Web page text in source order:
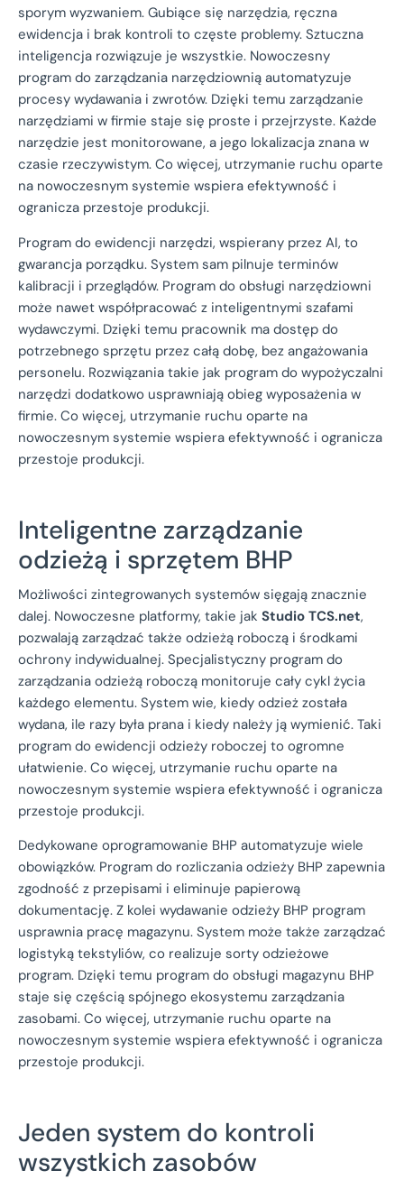
sporym wyzwaniem. Gubiące się narzędzia, ręczna
ewidencja i brak kontroli to częste problemy. Sztuczna
inteligencja rozwiązuje je wszystkie. Nowoczesny
program do zarządzania narzędziownią automatyzuje
procesy wydawania i zwrotów. Dzięki temu zarządzanie
narzędziami w firmie staje się proste i przejrzyste. Każde
narzędzie jest monitorowane, a jego lokalizacja znana w
czasie rzeczywistym. Co więcej, utrzymanie ruchu oparte
na nowoczesnym systemie wspiera efektywność i
ogranicza przestoje produkcji.
Program do ewidencji narzędzi, wspierany przez AI, to
gwarancja porządku. System sam pilnuje terminów
kalibracji i przeglądów. Program do obsługi narzędziowni
może nawet współpracować z inteligentnymi szafami
wydawczymi. Dzięki temu pracownik ma dostęp do
potrzebnego sprzętu przez całą dobę, bez angażowania
personelu. Rozwiązania takie jak program do wypożyczalni
narzędzi dodatkowo usprawniają obieg wyposażenia w
firmie. Co więcej, utrzymanie ruchu oparte na
nowoczesnym systemie wspiera efektywność i ogranicza
przestoje produkcji.
Inteligentne zarządzanie
odzieżą i sprzętem BHP
Możliwości zintegrowanych systemów sięgają znacznie
dalej. Nowoczesne platformy, takie jak Studio TCS.net,
pozwalają zarządzać także odzieżą roboczą i środkami
ochrony indywidualnej. Specjalistyczny program do
zarządzania odzieżą roboczą monitoruje cały cykl życia
każdego elementu. System wie, kiedy odzież została
wydana, ile razy była prana i kiedy należy ją wymienić. Taki
program do ewidencji odzieży roboczej to ogromne
ułatwienie. Co więcej, utrzymanie ruchu oparte na
nowoczesnym systemie wspiera efektywność i ogranicza
przestoje produkcji.
Dedykowane oprogramowanie BHP automatyzuje wiele
obowiązków. Program do rozliczania odzieży BHP zapewnia
zgodność z przepisami i eliminuje papierową
dokumentację. Z kolei wydawanie odzieży BHP program
usprawnia pracę magazynu. System może także zarządzać
logistyką tekstyliów, co realizuje sorty odzieżowe
program. Dzięki temu program do obsługi magazynu BHP
staje się częścią spójnego ekosystemu zarządzania
zasobami. Co więcej, utrzymanie ruchu oparte na
nowoczesnym systemie wspiera efektywność i ogranicza
przestoje produkcji.
Jeden system do kontroli
wszystkich zasobów